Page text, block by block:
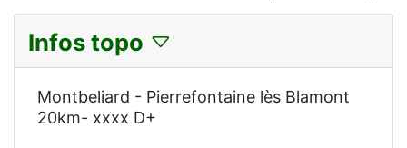
Infos topo
Montbeliard - Pierrefontaine lès Blamont
20km- xxxx D+